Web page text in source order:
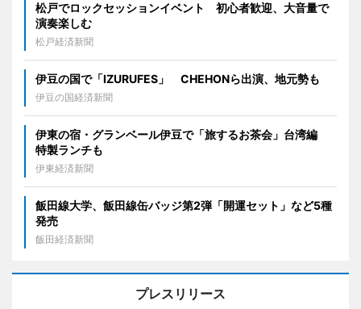
松戸でロックセッションイベント 初心者歓迎、大音量で
演奏楽しむ
松戸経済新聞
伊豆の国で「IZURUFES」 CHEHONら出演、地元勢も
伊豆の国経済新聞
伊東の宿・グランベール伊豆で「旅するお茶会」台湾編
特製ランチも
伊東経済新聞
飯田線大学、飯田線缶バッジ第2弾「開運セット」など5種
発売
飯田経済新聞
プレスリリース